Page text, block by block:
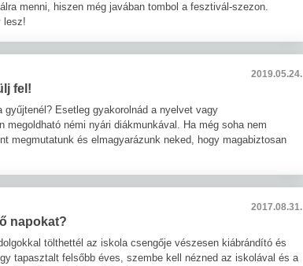
menni, hiszen még javában tombol a fesztivál-szezon.
lesz!
2019.05.24.
fel!
Esetleg gyakorolnád a nyelvet vagy
némi nyári diákmunkával. Ha még soha nem
megmutatunk és elmagyarázunk neked, hogy magabiztosan
2017.08.31.
napokat?
tölthettél az iskola csengője vészesen kiábrándító és
tapasztalt felsőbb éves, szembe kell nézned az iskolával és a